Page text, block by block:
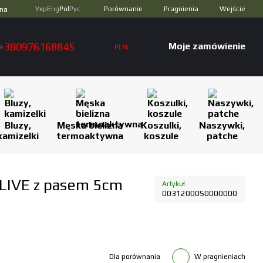
УкрEngPol Рус Porównanie Pragnienia Wejście
+380976168845 PLN Moje zamówienie
Bluzy,
Męska bielizna
termoaktywna
Koszulki,
koszule
Naszywki,
patche
z pasem 5cm
Artykuł
00312000S0000000
Dla porównania W pragnieniach